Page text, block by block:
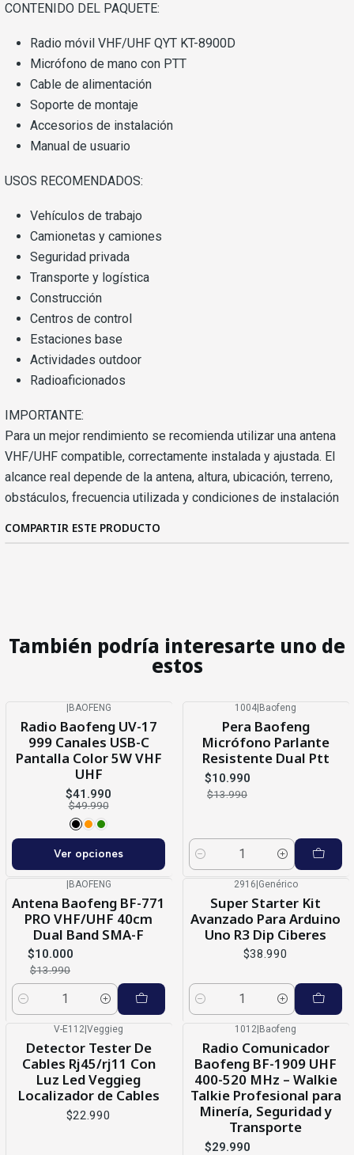
CONTENIDO DEL PAQUETE:
Radio móvil VHF/UHF QYT KT-8900D
Micrófono de mano con PTT
Cable de alimentación
Soporte de montaje
Accesorios de instalación
Manual de usuario
USOS RECOMENDADOS:
Vehículos de trabajo
Camionetas y camiones
Seguridad privada
Transporte y logística
Construcción
Centros de control
Estaciones base
Actividades outdoor
Radioaficionados
IMPORTANTE:
Para un mejor rendimiento se recomienda utilizar una antena
VHF/UHF compatible, correctamente instalada y ajustada. El
alcance real depende de la antena, altura, ubicación, terreno,
obstáculos, frecuencia utilizada y condiciones de instalación
COMPARTIR ESTE PRODUCTO
También podría interesarte uno de
estos
BAOFENG
Radio Baofeng UV-17
999 Canales USB-C
Pantalla Color 5W VHF
UHF
$41.990
$49.990
Ver opciones
1004 Baofeng
Pera Baofeng
Micrófono Parlante
Resistente Dual Ptt
$10.990
$13.990
Cantidad
|BAOFENG
Antena Baofeng BF-771
PRO VHF/UHF 40cm
Dual Band SMA-F
$10.000
$13.990
Cantidad
2916|Genérico
Super Starter Kit
Avanzado Para Arduino
Uno R3 Dip Ciberes
$38.990
Cantidad
V-E112 Veggieg
Detector Tester De
Cables Rj45/rj11 Con
Luz Led Veggieg
Localizador de Cables
$22.990
1012 Baofeng
Radio Comunicador
Baofeng BF-1909 UHF
400-520 MHz – Walkie
Talkie Profesional para
Minería, Seguridad y
Transporte
$29.990